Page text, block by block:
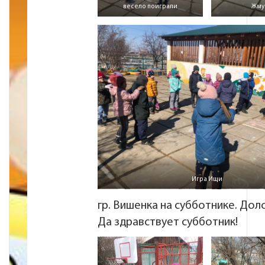
весело поиграли
Игра Ищи
гр. Вишенка на субботнике.
Да здравствует субботник!